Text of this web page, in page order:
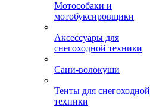
Мотособаки и
мотобуксировщики
Аксессуары для
снегоходной техники
Сани-волокуши
Тенты для снегоходной
техники